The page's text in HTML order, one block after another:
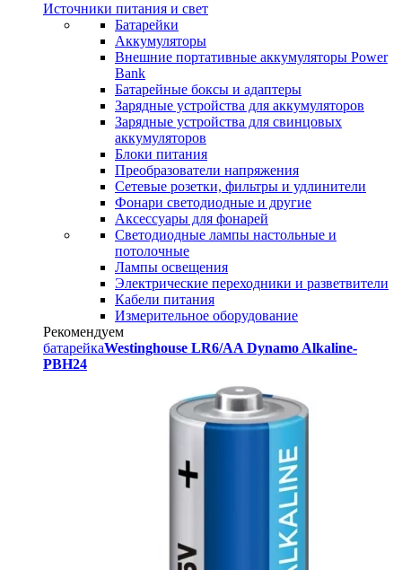
Источники питания и свет
Батарейки
Аккумуляторы
Внешние портативные аккумуляторы Power
Bank
Батарейные боксы и адаптеры
Зарядные устройства для аккумуляторов
Зарядные устройства для свинцовых
аккумуляторов
Блоки питания
Преобразователи напряжения
Сетевые розетки, фильтры и удлинители
Фонари светодиодные и другие
Аксессуары для фонарей
Светодиодные лампы настольные и
потолочные
Лампы освещения
Электрические переходники и разветвители
Кабели питания
Измерительное оборудование
Рекомендуем
батарейкаWestinghouse LR6/AA Dynamo Alkaline-
PBH24